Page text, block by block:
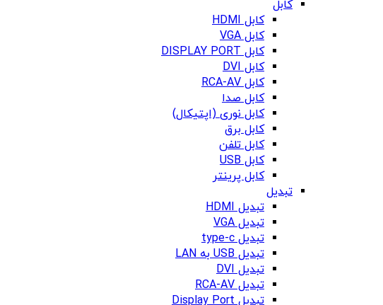
کابل
کابل HDMI
کابل VGA
کابل DISPLAY PORT
کابل DVI
کابل RCA-AV
کابل صدا
کابل نوری (اپتیکال)
کابل برق
کابل تلفن
کابل USB
کابل پرینتر
تبدیل
تبدیل HDMI
تبدیل VGA
تبدیل type-c
تبدیل USB به LAN
تبدیل DVI
تبدیل RCA-AV
تبدیل Display Port